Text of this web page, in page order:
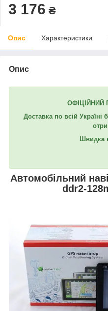
3 176 ₴
Опис Характеристики
Опис
ОФІЦІЙНИЙ
Доставка по всій Україні
Швидка
Автомобільний
ddr2-